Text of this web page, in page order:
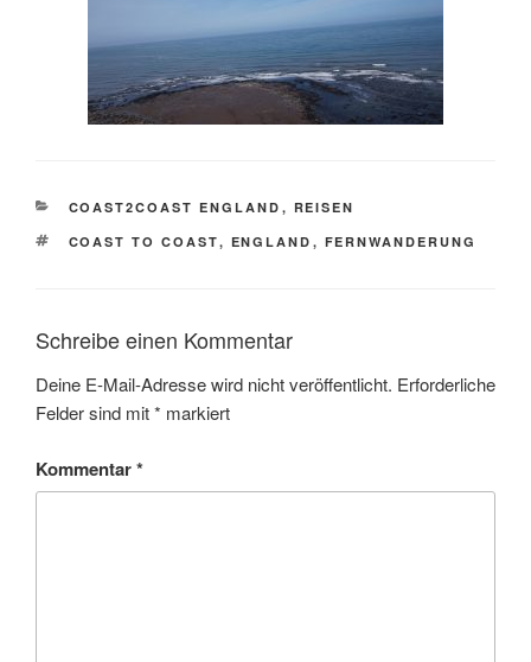
KATEGORIEN
COAST2COAST ENGLAND , REISEN
SCHLAGWÖRTER
COAST TO COAST, ENGLAND , FERNWANDERUNG
Schreibe einen Kommentar
Deine E-Mail-Adresse wird nicht veröffentlicht. Erforderliche
Felder sind mit* markiert
Kommentar*